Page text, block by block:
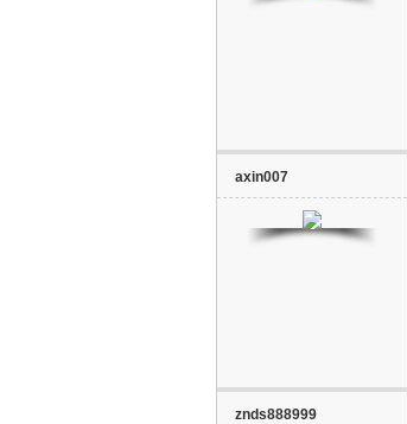
axin007
znds888999